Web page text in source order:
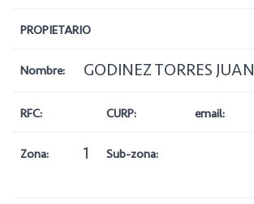
PROPIETARIO
Nombre: GODINEZ TORRES JUAN
RFC: CURP: email:
Zona: 1 Sub-zona: